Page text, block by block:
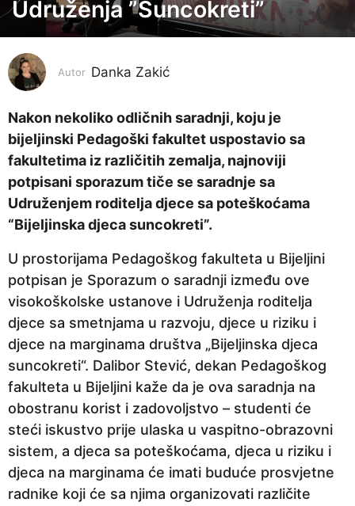
o
n
e
p
i
e
2
o
d
i
n
e
p
r
i
j
e
Udruženja ”Suncokreti”
Autor Danka Zakić
Nakon nekoliko odličnih saradnji, koju je
bijeljinski Pedagoški fakultet uspostavio sa
fakultetima iz različitih zemalja, najnoviji
potpisani sporazum tiče se saradnje sa
Udruženjem roditelja djece sa poteškoćama
“Bijeljinska djeca suncokreti”.
U prostorijama Pedagoškog fakulteta u Bijeljini
potpisan je Sporazum o saradnji između ove
visokoškolske ustanove i Udruženja roditelja
djece sa smetnjama u razvoju, djece u riziku i
djece na marginama društva „Bijeljinska djeca
suncokreti“. Dalibor Stević, dekan Pedagoškog
fakulteta u Bijeljini kaže da je ova saradnja na
obostranu korist i zadovoljstvo – studenti će
steći iskustvo prije ulaska u vaspitno-obrazovni
sistem, a djeca sa poteškoćama, djeca u riziku i
djeca na marginama će imati buduće prosvjetne
radnike koji će sa njima organizovati različite